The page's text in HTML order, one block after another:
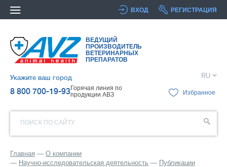
ВХОД РЕГИСТРАЦИЯ
ВЕДУЩИЙ
ПРОИЗВОДИТЕЛЬ
ВЕТЕРИНАРНЫХ
ПРЕПАРАТОВ
Укажите ваш город
8 800 700-19-93Горячая линия по
продукции АВЗ
RU
Избранное
ПОИСК ПО САЙТУ
Главная
О компании
Научно-исследовательская деятельность
Публикации